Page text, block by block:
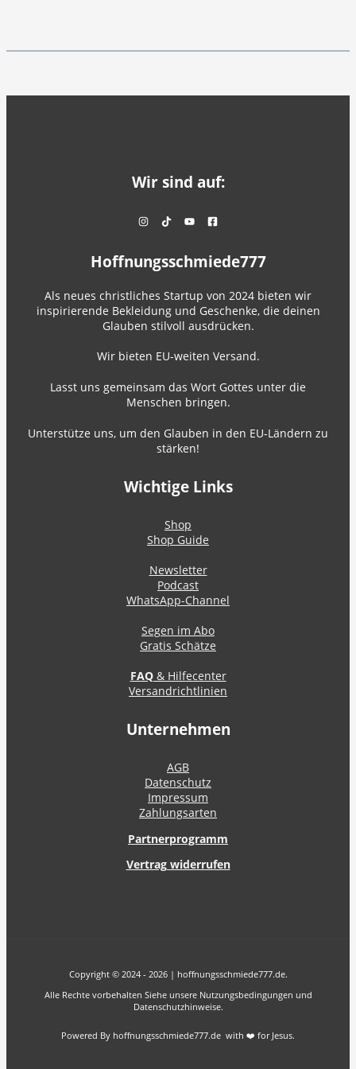
Wir sind auf:
Hoffnungsschmiede777
Als neues christliches Startup von 2024 bieten wir
inspirierende Bekleidung und Geschenke, die deinen
Glauben stilvoll ausdrücken.
Wir bieten EU-weiten Versand.
Lasst uns gemeinsam das Wort Gottes unter die
Menschen bringen.
Unterstütze uns, um den Glauben in den EU-Ländern zu
stärken!
Wichtige Links
Shop
Shop Guide
Newsletter
Podcast
WhatsApp-Channel
Segen im Abo
Gratis Schätze
FAQ& Hilfecenter
Versandrichtlinien
Unternehmen
AGB
Datenschutz
Impressum
Zahlungsarten
Partnerprogramm
Vertrag widerrufen
Copyright © 2024 - 2026 | hoffnungsschmiede777.de.
Alle Rechte vorbehalten Siehe unsere Nutzungsbedingungen und
Datenschutzhinweise.
Powered By hoffnungsschmiede777.de with ❤️ for Jesus.